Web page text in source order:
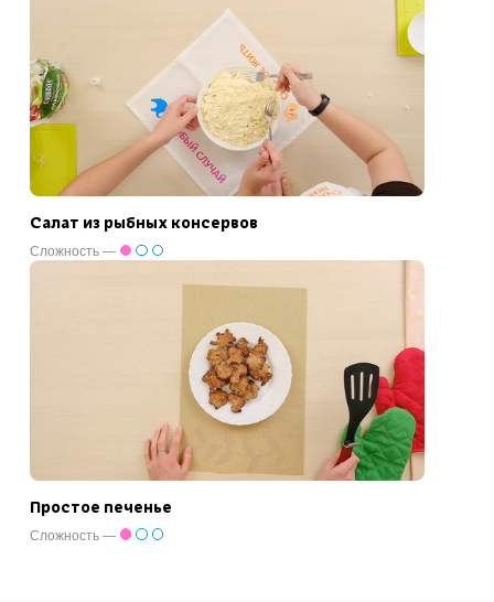
Салат из рыбных консервов
Сложность —
Простое печенье
Сложность —